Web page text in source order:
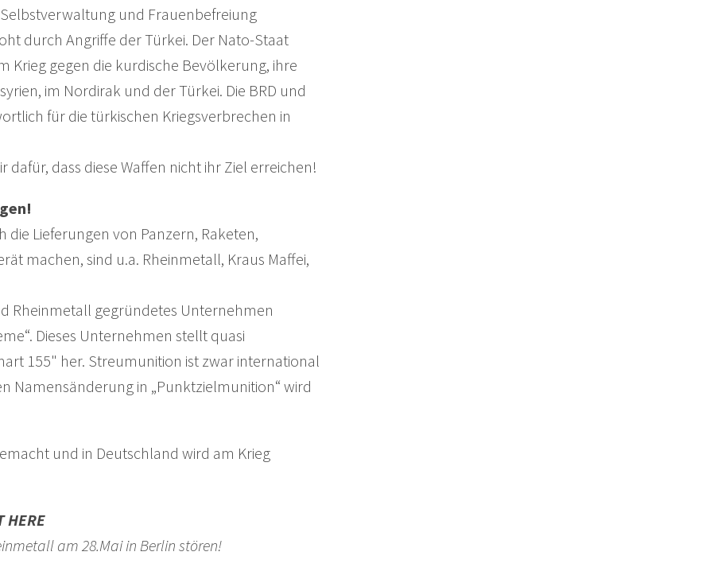
und Frauenbefreiung
durch Angriffe der Türkei. Der Nato-Staat
Krieg gegen die kurdische Bevölkerung, ihre
im Nordirak und der Türkei. Die BRD und
für die türkischen Kriegsverbrechen in
dass diese Waffen nicht ihr Ziel erreichen!
Lieferungen von Panzern, Raketen,
machen, sind u.a. Rheinmetall, Kraus Maffei,
Rheinmetall gegründetes Unternehmen
Dieses Unternehmen stellt quasi
155" her. Streumunition ist zwar international
Namensänderung in „Punktzielmunition“ wird
und in Deutschland wird am Krieg
HERE
am 28.Mai in Berlin stören!